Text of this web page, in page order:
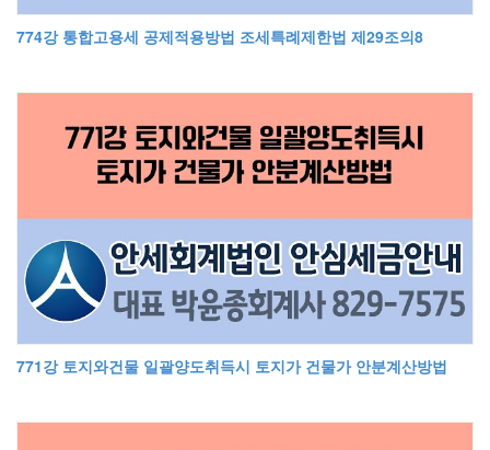
774강 통합고용세 공제적용방법 조세특례제한법 제29조의8
771강 토지와건물 일괄양도취득시 토지가 건물가 안분계산방법